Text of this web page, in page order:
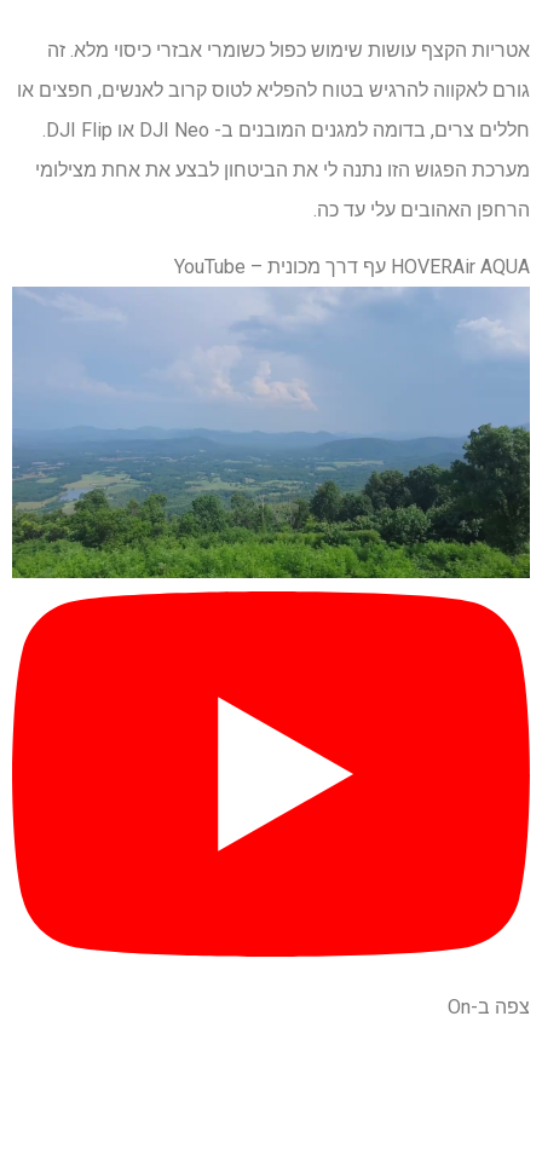
אטריות הקצף עושות שימוש כפול כשומרי אבזרי כיסוי מלא. זה
גורם לאקווה להרגיש בטוח להפליא לטוס קרוב לאנשים, חפצים או
חללים צרים, בדומה למגנים המובנים ב- DJI Neo או DJI Flip.
מערכת הפגוש הזו נתנה לי את הביטחון לבצע את אחת מצילומי
הרחפן האהובים עלי עד כה.
HOVERAir AQUA עף דרך מכונית – YouTube
צפה ב-On